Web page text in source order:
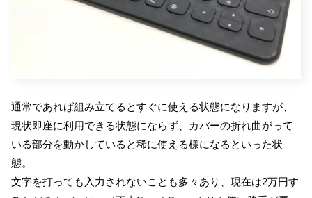
通常であれば組み立てるとすぐに使える状態になりますが、
現状即座に利用できる状態にならず、カバーの折れ曲がって
いる部分を動かしていると稀に使える様になるといった状
態。
文字を打っても入力されないことも多々あり、現在は2万円す